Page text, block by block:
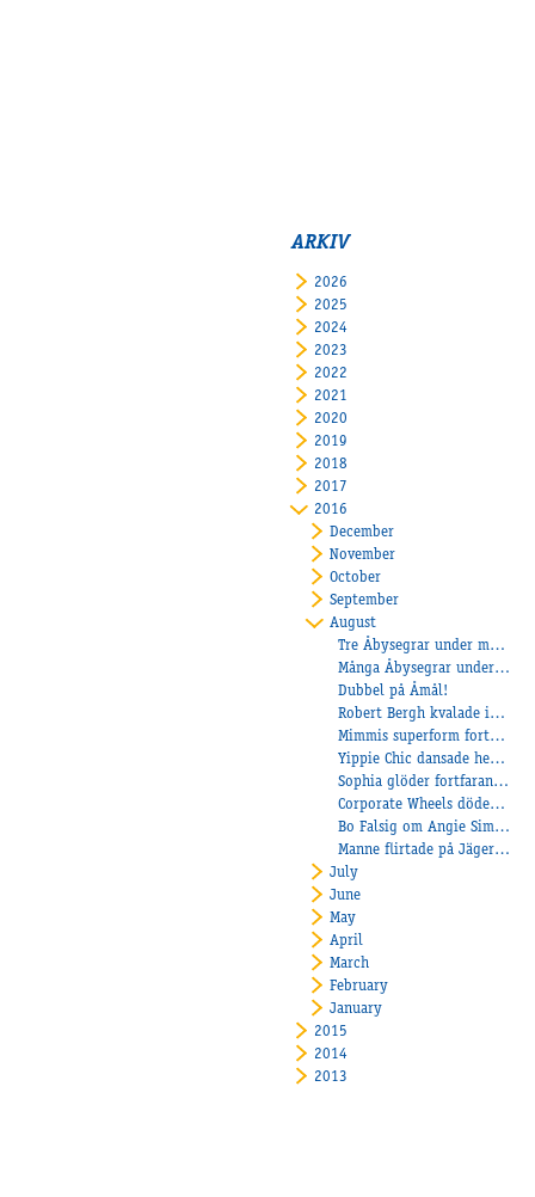
ARKIV
2026
2025
2024
2023
2022
2021
2020
2019
2018
2017
2016
December
November
October
September
August
Tre Åbysegrar under måndagen
Många Åbysegrar under helgen!
Dubbel på Åmål!
Robert Bergh kvalade in 3 hästar när det uttagningslopp till Svenskt Travderby och Stoderbyt!
Mimmis superform fortsätter!
Yippie Chic dansade hem diamanter!
Sophia glöder fortfarande!
Corporate Wheels dödensvann debuten!
Bo Falsig om Angie Simoni som ska starta i Danska Stoderbyt
Manne flirtade på Jägersro!
July
June
May
April
March
February
January
2015
2014
2013